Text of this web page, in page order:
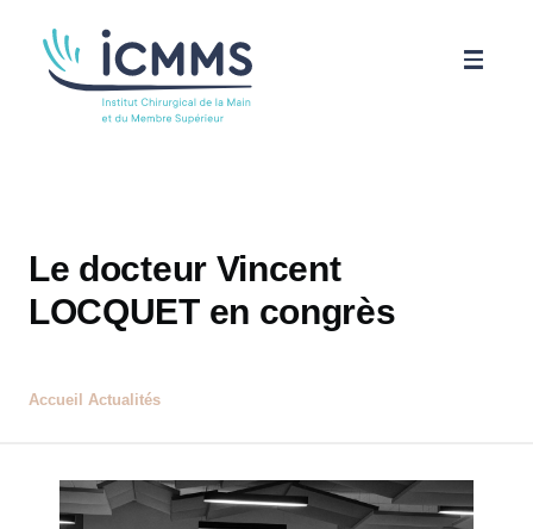
ICMMS
Parcours patient
Actualités
Le docteur Vincent
LOCQUET en congrès
Accueil Actualités